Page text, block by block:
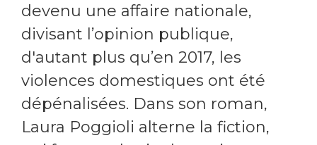
devenu une affaire nationale,
divisant l’opinion publique,
d'autant plus qu’en 2017, les
violences domestiques ont été
dépénalisées. Dans son roman,
Laura Poggioli alterne la fiction,